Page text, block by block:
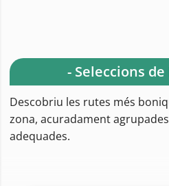
- Seleccions
Descobriu les rutes més
zona, acuradament
adequades.